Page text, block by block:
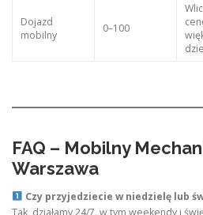
Dojazd
mobilny
0–100
FAQ – Mobilny
Warszawa
Czy przyjedziecie w niedzielę lub